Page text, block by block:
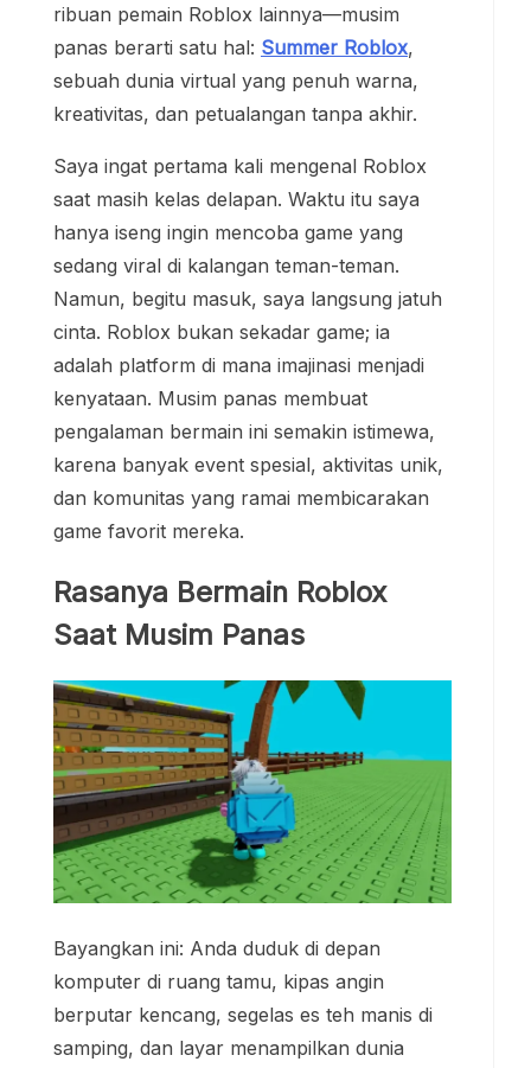
ribuan pemain Roblox lainnya—musim
panas berarti satu hal: Summer Roblox,
sebuah dunia virtual yang penuh warna,
kreativitas, dan petualangan tanpa akhir.
Saya ingat pertama kali mengenal Roblox
saat masih kelas delapan. Waktu itu saya
hanya iseng ingin mencoba game yang
sedang viral di kalangan teman-teman.
Namun, begitu masuk, saya langsung jatuh
cinta. Roblox bukan sekadar game; ia
adalah platform di mana imajinasi menjadi
kenyataan. Musim panas membuat
pengalaman bermain ini semakin istimewa,
karena banyak event spesial, aktivitas unik,
dan komunitas yang ramai membicarakan
game favorit mereka.
Rasanya Bermain Roblox
Saat Musim Panas
Bayangkan ini: Anda duduk di depan
komputer di ruang tamu, kipas angin
berputar kencang, segelas es teh manis di
samping, dan layar menampilkan dunia